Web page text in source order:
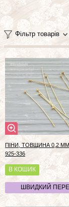
Фільтр товарів
ПІНИ, ТОВЩИНА 0,2
925-336
В КОШИК
ШВИДКИЙ